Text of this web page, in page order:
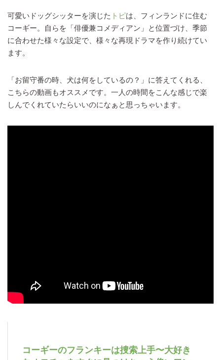
可愛いドッグシッターを演じた トピは、フィンランドに住む
コーギー。自らを「俳優兼コメディアン」と位置づけ、季節
に合わせた様々な設定で、様々な再現ドラマを作り続けてい
ます。
「お留守番の時、犬は何をしているの？」に答えてくれる、
こちらの動画もオススメです。一人の時間をこんな感じで楽
しんでくれていたらいいのになぁと思っちゃいます。
コーギーのフランキーは捜索上手〜大好き